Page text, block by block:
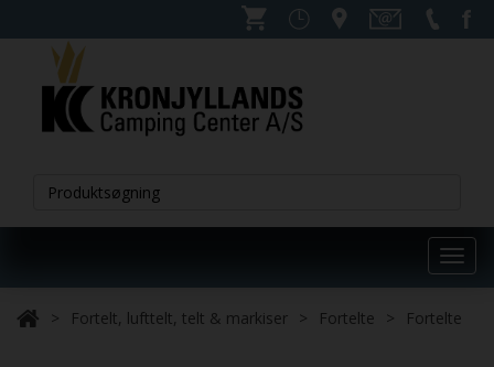
Fortelt, lufttelt, telt & markiser
Fortelte Fortelte